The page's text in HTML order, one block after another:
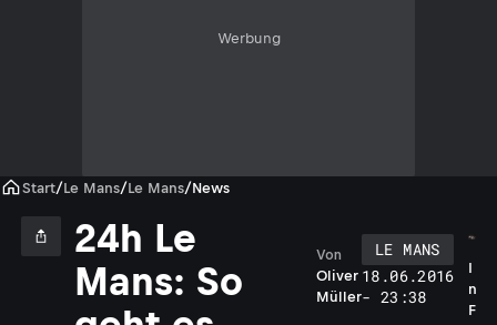
Werbung
Start/Le Mans/Le Mans/News
24h Le
Mans: So
Oliver
Müller
Von
LE MANS
18.06.2016
- 23:38
I
n
F